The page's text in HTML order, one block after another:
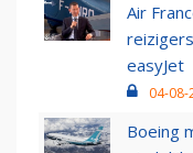
Air
easyJet
04-08-
Boeing